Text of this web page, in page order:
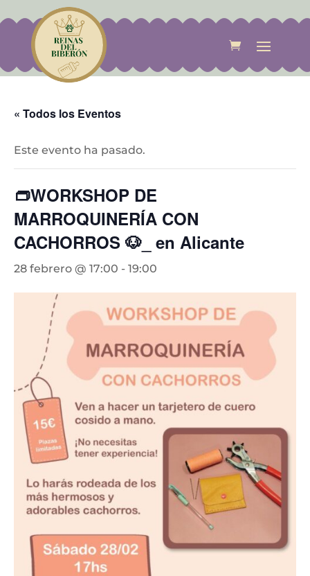
« Todos los Eventos
Este evento ha pasado.
👝WORKSHOP DE
MARROQUINERÍA CON
CACHORROS 🐶_ en Alicante
28 febrero @ 17:00 - 19:00